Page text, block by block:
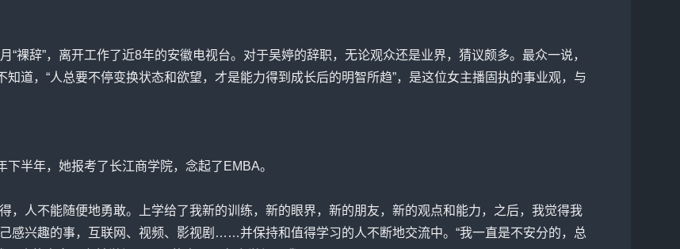
辞”，离开工作了近8年的安徽电视台。对于吴婷的辞职，无论观众还是业界，猜议颇多。最众一说，
道，“人总要不停变换状态和欲望，才是能力得到成长后的明智所趋”，是这位女主播固执的事业观，与
半年，她报考了长江商学院，念起了EMBA。
人不能随便地勇敢。上学给了我新的训练，新的眼界，新的朋友，新的观点和能力，之后，我觉得我
感兴趣的事，互联网、视频、影视剧……并保持和值得学习的人不断地交流中。“我一直是不安分的，总